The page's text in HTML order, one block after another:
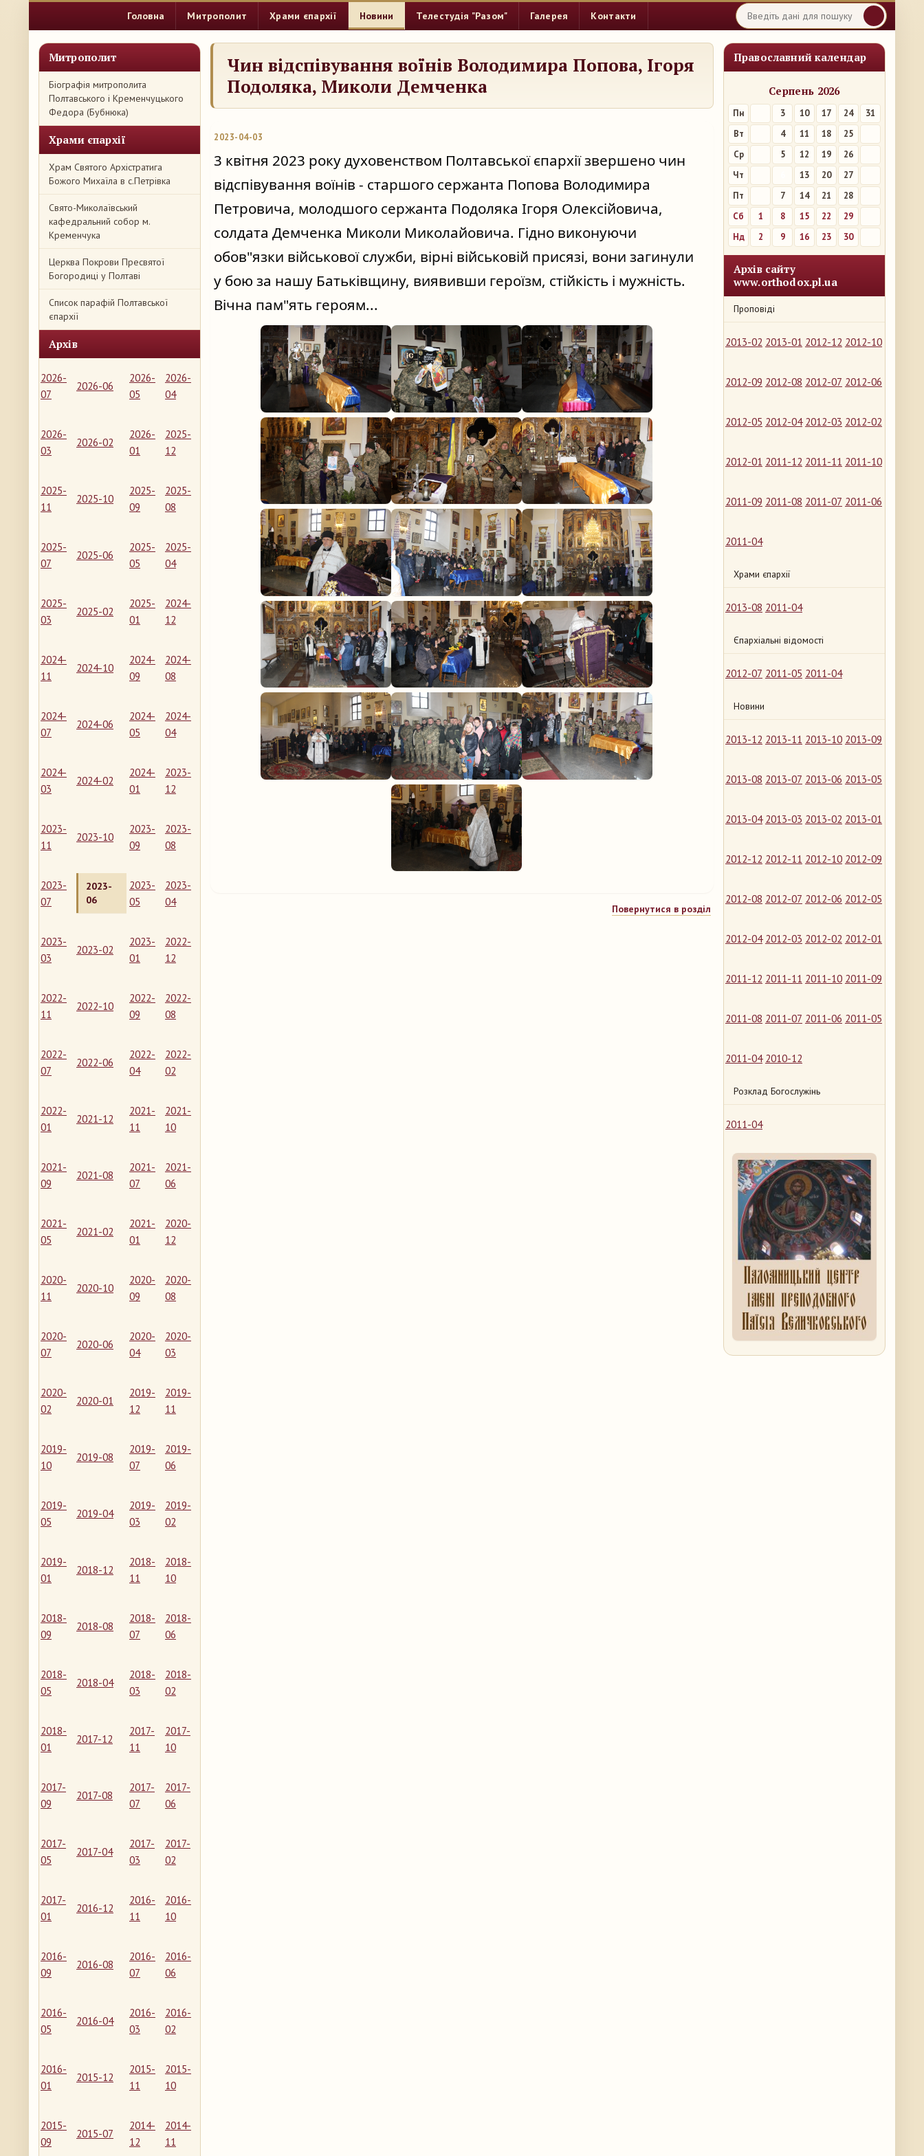
Головна Митрополит Храми єпархії Новини Телестудія "Разом" Галерея Контакти
Митрополит
Біографія митрополита
Полтавського і Кременчуцького
Федора (Бубнюка)
Храми єпархії
Храм Святого Архістратига
Божого Михаїла в с.Петрівка
Свято-Миколаївський
кафедральний собор м.
Кременчука
Церква Покрови Пресвятої
Богородиці у Полтаві
Список парафій Полтавської
єпархії
Архів
2026-
07
2026-06
2026-
05
2026-
04
2026-
03
2026-02
2026-
01
2025-
12
2025-
11
2025-10
2025-
09
2025-
08
2025-
07
2025-06
2025-
05
2025-
04
2025-
03
2025-02
2025-
01
2024-
12
2024-
11
2024-10
2024-
09
2024-
08
2024-
07
2024-06
2024-
05
2024-
04
2024-
03
2024-02
2024-
01
2023-
12
2023-
11
2023-10
2023-
09
2023-
08
2023-
07
2023-
06
2023-
05
2023-
04
2023-
03
2023-02
2023-
01
2022-
12
2022-
11
2022-10
2022-
09
2022-
08
2022-
07
2022-06
2022-
04
2022-
02
2022-
01
2021-12
2021-
11
2021-
10
2021-
09
2021-08
2021-
07
2021-
06
2021-
05
2021-02
2021-
01
2020-
12
2020-
11
2020-10
2020-
09
2020-
08
2020-
07
2020-06
2020-
04
2020-
03
2020-
02
2020-01
2019-
12
2019-
11
2019-
10
2019-08
2019-
07
2019-
06
2019-
05
2019-04
2019-
03
2019-
02
2019-
01
2018-12
2018-
11
2018-
10
2018-
09
2018-08
2018-
07
2018-
06
2018-
05
2018-04
2018-
03
2018-
02
2018-
01
2017-12
2017-
11
2017-
10
2017-
09
2017-08
2017-
07
2017-
06
2017-
05
2017-04
2017-
03
2017-
02
2017-
01
2016-12
2016-
11
2016-
10
2016-
09
2016-08
2016-
07
2016-
06
2016-
05
2016-04
2016-
03
2016-
02
2016-
01
2015-12
2015-
11
2015-
10
2015-
09
2015-07
2014-
12
2014-
11
Православний календар
Серпень 2026
Пн 3 10 17 24
31
Вт
4 11 18
25
Ср
5 12 19
26
Чт
13 20
27
Пт
7 14 21
28
Сб
1 8 15 22
29
Нд
2 9 16 23 30
Архів сайту
www.orthodox.pl.ua
Проповіді
2013-02 2013-01 2012-12 2012-10
2012-09 2012-08 2012-07 2012-06
2012-05 2012-04 2012-03 2012-02
2012-01 2011-12 2011-11 2011-10
2011-09 2011-08 2011-07 2011-06
2011-04
Храми єпархії
2013-08 2011-04
Єпархіальні відомості
2012-07 2011-05 2011-04
Новини
2013-12 2013-11 2013-10 2013-09
2013-08 2013-07 2013-06 2013-05
2013-04 2013-03 2013-02 2013-01
2012-12 2012-11 2012-10 2012-09
2012-08 2012-07 2012-06 2012-05
2012-04 2012-03 2012-02 2012-01
2011-12 2011-11 2011-10 2011-09
2011-08 2011-07 2011-06 2011-05
2011-04 2010-12
Розклад Богослужінь
2011-04
Чин відспівування воїнів Володимира Попова, Ігоря
Подоляка, Миколи Демченка
2023-04-03
3 квітня 2023 року духовенством Полтавської єпархії звершено чин
відспівування воїнів - старшого сержанта Попова Володимира
Петровича, молодшого сержанта Подоляка Ігоря Олексійовича,
солдата Демченка Миколи Миколайовича. Гідно виконуючи
обов"язки військової служби, вірні військовій присязі, вони загинули
у бою за нашу Батьківщину, виявивши героїзм, стійкість і мужність.
Вічна пам"ять героям...
Повернутися в розділ